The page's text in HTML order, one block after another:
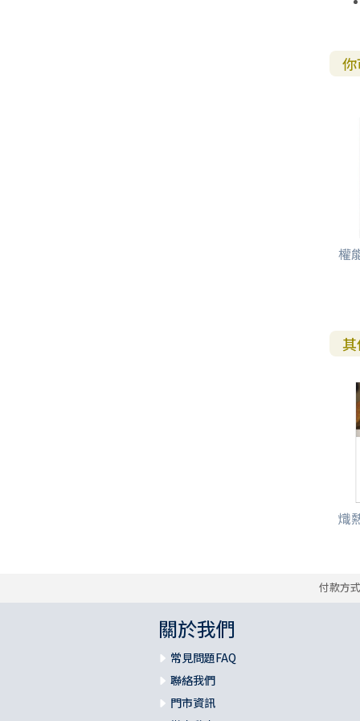
權
熾
付款方
關於我們
常見問題FAQ
聯絡我們
門市資訊